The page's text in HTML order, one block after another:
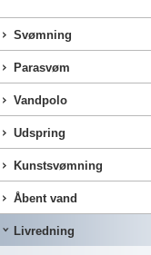
Svømning
Parasvøm
Vandpolo
Udspring
Kunstsvømning
Åbent vand
Livredning